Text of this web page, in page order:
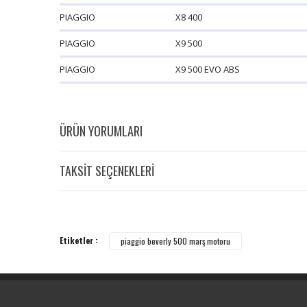
PIAGGIO X8 400
PIAGGIO X9 500
PIAGGIO X9 500 EVO ABS
ÜRÜN YORUMLARI
TAKSİT SEÇENEKLERİ
Etiketler : piaggio beverly 500 marş motoru